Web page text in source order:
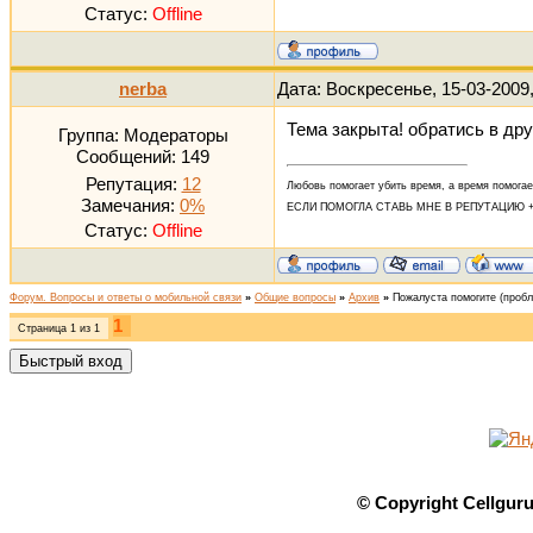
Статус: Offline
nerba Дата: Воскресенье, 15-03-
Группа: Модераторы
Сообщений: 149
Репутация: 12
Замечания: 0%
Статус: Offline
Тема закрыта! обратись в
Любовь помогает убить время, а время
ЕСЛИ ПОМОГЛА СТАВЬ МНЕ В РЕПУТАЦИЮ
Форум. Вопросы и ответы о мобильной связи » Общие вопросы » Архив » Пожалуста помогите
Страница 1 из 1 1
© Copyright